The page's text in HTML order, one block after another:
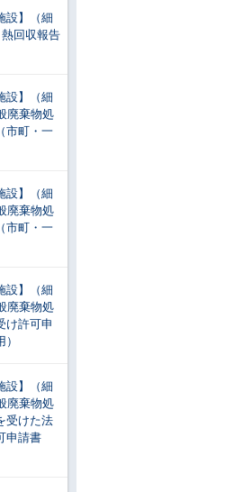
設】（細
回収報告
設】（細
廃棄物処
市町・一
設】（細
廃棄物処
市町・一
設】（細
廃棄物処
け許可申
設】（細
廃棄物処
受けた法
申請書